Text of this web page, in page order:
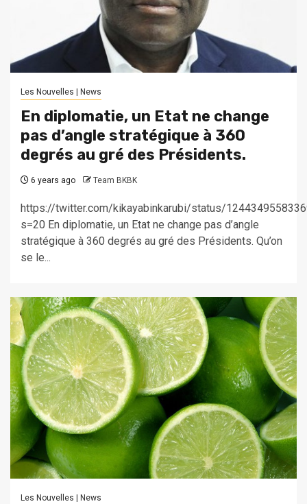
Les Nouvelles | News
En diplomatie, un Etat ne change
pas d’angle stratégique à 360
degrés au gré des Présidents.
6 years ago Team BKBK
https://twitter.com/kikayabinkarubi/status/
s=20 En diplomatie, un Etat ne change pas d’angle
stratégique à 360 degrés au gré des Présidents. Qu’on
se le...
Les Nouvelles | News